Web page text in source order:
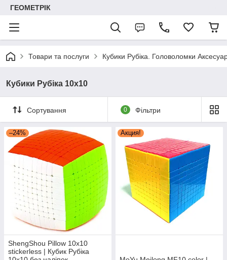
ГЕОМЕТРІК
Товари та послуги Кубики Рубіка. Головоломки
Кубики Рубіка 10х10
Сортування 0 Фільтри
–24%
ShengShou Pillow 10x10
stickerless | Кубик Рубіка
Акция!